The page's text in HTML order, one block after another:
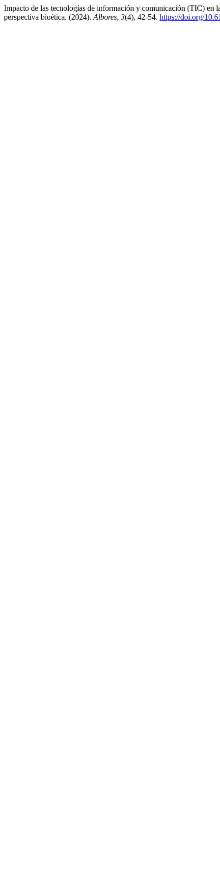
Impacto de las tecnologías de información y comunicación (TIC)
perspectiva bioética. (2024). Albores, 3(4), 42-54. https://doi.org/